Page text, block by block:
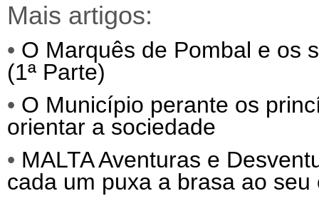
Mais artigos:
• O Marquês de Pombal e os
(1ª Parte)
• O Município perante os
orientar a sociedade
• MALTA Aventuras e
cada um puxa a brasa ao seu